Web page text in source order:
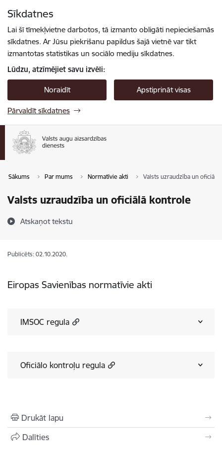
Sīkdatnes
Lai šī tīmekļvietne darbotos, tā izmanto obligāti nepieciešamās
sīkdatnes. Ar Jūsu piekrišanu papildus šajā vietnē var tikt
izmantotas statistikas un sociālo mediju sīkdatnes.
Lūdzu, atzīmējiet savu izvēli:
Noraidīt Apstiprināt visas
Pārvaldīt sīkdatnes
Sākums Par mums Normatīvie akti Valsts uzraudzība un oficiālā
Valsts uzraudzība un oficiālā kontrole
Atskaņot tekstu
Publicēts: 02.10.2020.
Eiropas Savienības normatīvie akti
IMSOC regula
Oficiālo kontroļu regula
Drukāt lapu
Dalīties